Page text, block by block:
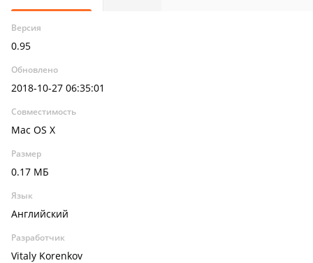
Версия
0.95
Обновлено
2018-10-27 06:35:01
Совместимость
Mac OS X
Размер
0.17 МБ
Язык
Английский
Разработчик
Vitaly Korenkov